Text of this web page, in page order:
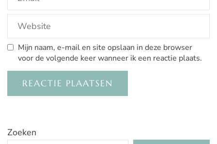
Mijn naam, e-mail en site opslaan in deze browser
voor de volgende keer wanneer ik een reactie plaats.
Zoeken